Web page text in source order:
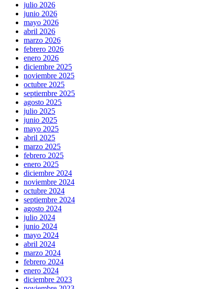
julio 2026
junio 2026
mayo 2026
abril 2026
marzo 2026
febrero 2026
enero 2026
diciembre 2025
noviembre 2025
octubre 2025
septiembre 2025
agosto 2025
julio 2025
junio 2025
mayo 2025
abril 2025
marzo 2025
febrero 2025
enero 2025
diciembre 2024
noviembre 2024
octubre 2024
septiembre 2024
agosto 2024
julio 2024
junio 2024
mayo 2024
abril 2024
marzo 2024
febrero 2024
enero 2024
diciembre 2023